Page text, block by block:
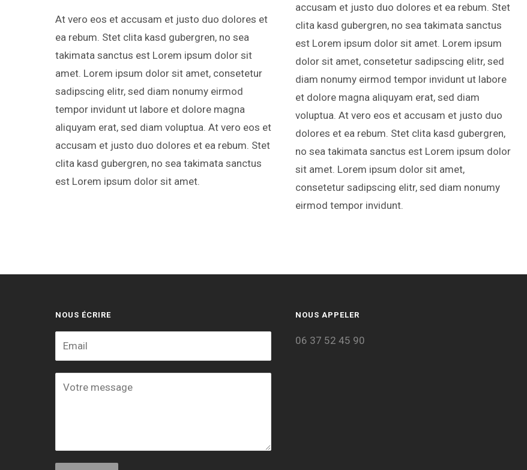
At vero eos et accusam et justo duo dolores et
ea rebum. Stet clita kasd gubergren, no sea
takimata sanctus est Lorem ipsum dolor sit
amet. Lorem ipsum dolor sit amet, consetetur
sadipscing elitr, sed diam nonumy eirmod
tempor invidunt ut labore et dolore magna
aliquyam erat, sed diam voluptua. At vero eos et
accusam et justo duo dolores et ea rebum. Stet
clita kasd gubergren, no sea takimata sanctus
est Lorem ipsum dolor sit amet.
accusam et justo duo dolores et ea rebum. Stet
clita kasd gubergren, no sea takimata sanctus
est Lorem ipsum dolor sit amet. Lorem ipsum
dolor sit amet, consetetur sadipscing elitr, sed
diam nonumy eirmod tempor invidunt ut labore
et dolore magna aliquyam erat, sed diam
voluptua. At vero eos et accusam et justo duo
dolores et ea rebum. Stet clita kasd gubergren,
no sea takimata sanctus est Lorem ipsum dolor
sit amet. Lorem ipsum dolor sit amet,
consetetur sadipscing elitr, sed diam nonumy
eirmod tempor invidunt.
NOUS ÉCRIRE NOUS APPELER
06 37 52 45 90